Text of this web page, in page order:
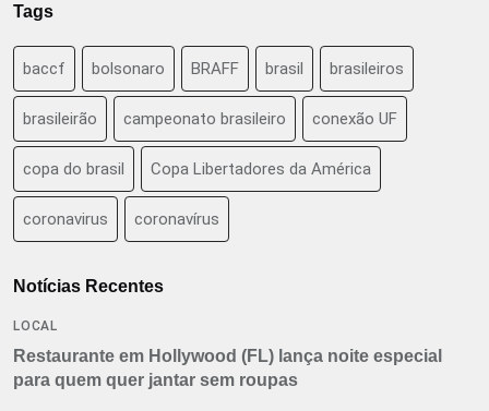
Tags
baccf bolsonaro BRAFF brasil brasileiros
brasileirão campeonato brasileiro conexão UF
copa do brasil Copa Libertadores da América
coronavirus coronavírus
Notícias Recentes
LOCAL
Restaurante em Hollywood (FL) lança noite especial
para quem quer jantar sem roupas